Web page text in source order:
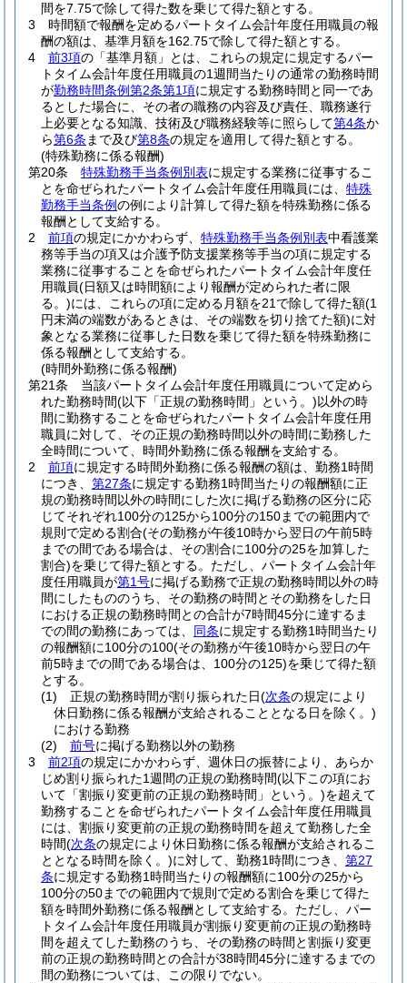
間を7.75で除して得た数を乗じて得た額とする。
3
時間額で報酬を定めるパートタイム会計年度任用職員の報
酬の額は、基準月額を162.75で除して得た額とする。
4
前3項の「基準月額」とは、これらの規定に規定するパー
トタイム会計年度任用職員の1週間当たりの通常の勤務時間
が勤務時間条例第2条第1項に規定する勤務時間と同一であ
るとした場合に、その者の職務の内容及び責任、職務遂行
上必要となる知識、技術及び職務経験等に照らして第4条か
ら第6条 まで及び第8条の規定を適用して得た額とする。
(特殊勤務に係る報酬)
第20条
特殊勤務手当条例別表に規定する業務に従事するこ
とを命ぜられたパートタイム会計年度任用職員には、 特殊
勤務手当条例の例により計算して得た額を特殊勤務に係る
報酬として支給する。
2
前項の規定にかかわらず、 特殊勤務手当条例別表中看護業
務等手当の項又は介護予防支援業務等手当の項に規定する
業務に従事することを命ぜられたパートタイム会計年度任
用職員(日額又は時間額により報酬が定められた者に限
る。)には、これらの項に定める月額を21で除して得た額(1
円未満の端数があるときは、その端数を切り捨てた額)に対
象となる業務に従事した日数を乗じて得た額を特殊勤務に
係る報酬として支給する。
(時間外勤務に係る報酬)
第21条
当該パートタイム会計年度任用職員について定めら
れた勤務時間(以下「正規の勤務時間」という。)以外の時
間に勤務することを命ぜられたパートタイム会計年度任用
職員に対して、その正規の勤務時間以外の時間に勤務した
全時間について、時間外勤務に係る報酬を支給する。
2
前項に規定する時間外勤務に係る報酬の額は、勤務1時間
につき、 第27条に規定する勤務1時間当たりの報酬額に正
規の勤務時間以外の時間にした次に掲げる勤務の区分に応
じてそれぞれ100分の125から100分の150までの範囲内で
規則で定める割合(その勤務が午後10時から翌日の午前5時
までの間である場合は、その割合に100分の25を加算した
割合)を乗じて得た額とする。 ただし、パートタイム会計年
度任用職員が第1号に掲げる勤務で正規の勤務時間以外の時
間にしたもののうち、その勤務の時間とその勤務をした日
における正規の勤務時間との合計が7時間45分に達するま
での間の勤務にあっては、 同条に規定する勤務1時間当たり
の報酬額に100分の100(その勤務が午後10時から翌日の午
前5時までの間である場合は、100分の125)を乗じて得た額
とする。
(1)
正規の勤務時間が割り振られた日(次条の規定により
休日勤務に係る報酬が支給されることとなる日を除く。)
における勤務
(2)
前号に掲げる勤務以外の勤務
3
前2項の規定にかかわらず、週休日の振替により、あらか
じめ割り振られた1週間の正規の勤務時間(以下この項にお
いて「割振り変更前の正規の勤務時間」という。)を超えて
勤務することを命ぜられたパートタイム会計年度任用職員
には、割振り変更前の正規の勤務時間を超えて勤務した全
時間(次条の規定により休日勤務に係る報酬が支給されるこ
ととなる時間を除く。)に対して、勤務1時間につき、 第27
条に規定する勤務1時間当たりの報酬額に100分の25から
100分の50までの範囲内で規則で定める割合を乗じて得た
額を時間外勤務に係る報酬として支給する。 ただし、パー
トタイム会計年度任用職員が割振り変更前の正規の勤務時
間を超えてした勤務のうち、その勤務の時間と割振り変更
前の正規の勤務時間との合計が38時間45分に達するまでの
間の勤務については、この限りでない。